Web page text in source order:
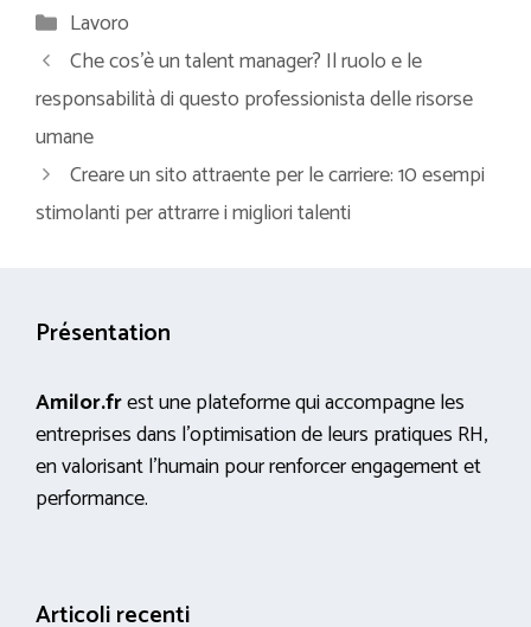
Categorie
Lavoro
Che cos’è un talent manager? Il ruolo e le
responsabilità di questo professionista delle risorse
umane
Creare un sito attraente per le carriere: 10 esempi
stimolanti per attrarre i migliori talenti
Présentation
Amilor.frest une plateforme qui accompagne les
entreprises dans l’optimisation de leurs pratiques RH,
en valorisant l’humain pour renforcer engagement et
performance.
Articoli recenti